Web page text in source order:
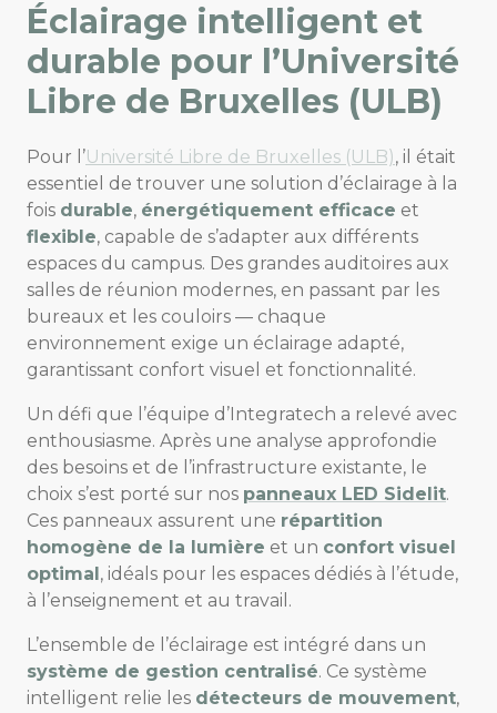
Éclairage intelligent et
durable pour l’Université
Libre de Bruxelles (ULB)
Pour l’Université Libre de Bruxelles (ULB), il était
essentiel de trouver une solution d’éclairage à la
fois durable, énergétiquement efficace et
flexible, capable de s’adapter aux différents
espaces du campus. Des grandes auditoires aux
salles de réunion modernes, en passant par les
bureaux et les couloirs — chaque
environnement exige un éclairage adapté,
garantissant confort visuel et fonctionnalité.
Un défi que l’équipe d’Integratech a relevé avec
enthousiasme. Après une analyse approfondie
des besoins et de l’infrastructure existante, le
choix s’est porté sur nos panneaux LED Sidelit.
Ces panneaux assurent une répartition
homogène de la lumière et un confort visuel
optimal , idéals pour les espaces dédiés à l’étude,
à l’enseignement et au travail.
L’ensemble de l’éclairage est intégré dans un
système de gestion centralisé. Ce système
intelligent relie les détecteurs de mouvement,